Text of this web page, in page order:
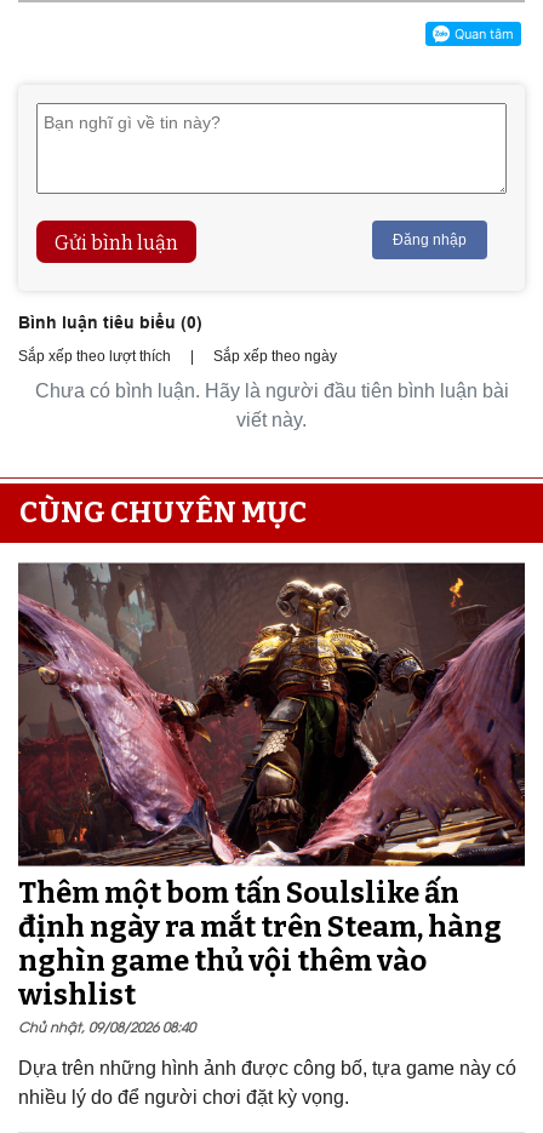
Gửi bình luận Đăng nhập
Bình luận tiêu biểu (0)
Sắp xếp theo lượt thích Sắp xếp theo ngày
Chưa có bình luận. Hãy là người đầu tiên bình luận bài
viết này.
CÙNG CHUYÊN MỤC
Thêm một bom tấn Soulslike ấn
định ngày ra mắt trên Steam, hàng
nghìn game thủ vội thêm vào
wishlist
Chủ nhật, 09/08/2026 08:40
Dựa trên những hình ảnh được công bố, tựa game này có
nhiều lý do để người chơi đặt kỳ vọng.